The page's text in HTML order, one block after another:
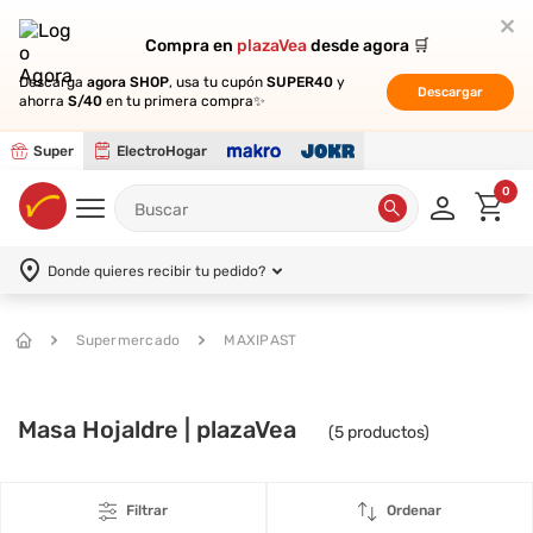
Compra en plazaVeadesde agora 🛒
Descarga agora SHOP, usa tu cupón SUPER40 y
ahorra S/40 en tu primera compra✨
Descargar
Super ElectroHogar
Compra en plazaVeadesde agora 🛒
Descarga agora SHOP, usa tu cupón SUPER40 y
ahorra S/40 en tu primera compra✨
Descargar
0
Donde quieres recibir tu pedido?
Supermercado MAXIPAST
Masa Hojaldre | plazaVea (5 productos)
Filtrar Ordenar